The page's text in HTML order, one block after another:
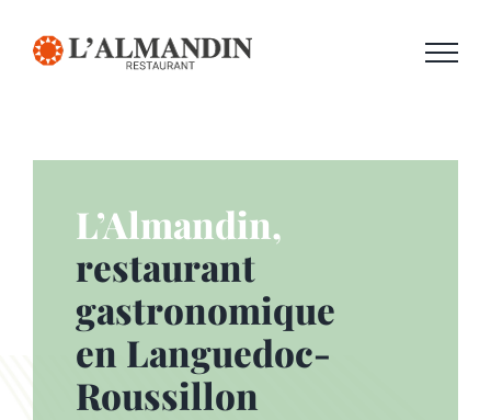
L’Almandin,
restaurant
gastronomique
en Languedoc-
Roussillon